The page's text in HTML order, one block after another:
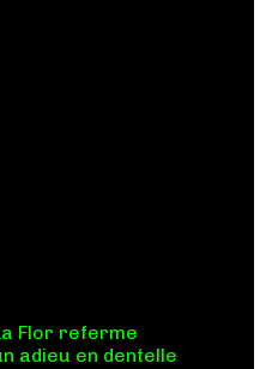
Flor referme
adieu en dentelle